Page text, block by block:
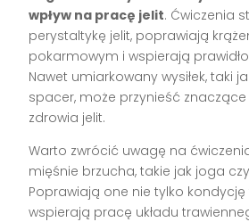
wpływ na pracę jelit. Ćwiczenia
perystaltykę jelit, poprawiają
pokarmowym i wspierają
Nawet umiarkowany wysiłek, taki
spacer, może przynieść
zdrowia jelit.
Warto zwrócić uwagę na
mięśnie brzucha, takie jak joga
Poprawiają one nie tylko kondycję
wspierają pracę układu